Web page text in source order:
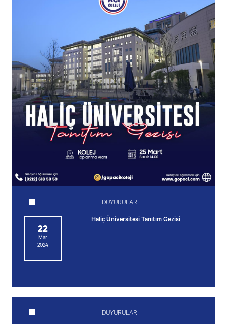
DUYURULAR
Haliç Üniversitesi Tanıtım Gezisi
22
Mar
2024
DUYURULAR